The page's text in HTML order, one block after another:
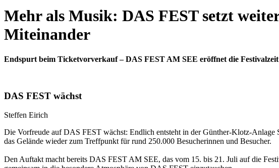
Mehr als Musik: DAS FEST setzt
Miteinander
Endspurt beim Ticketvorverkauf – DAS FEST AM SEE eröffnet die
DAS FEST wächst
Steffen Eirich
Die Vorfreude auf DAS FEST wächst: Endlich entsteht in der Günther-Klotz-
das Gelände wieder zum Treffpunkt für rund 250.000 Besucherinnen und Besucher.
Den Auftakt macht bereits DAS FEST AM SEE, das vom 15. bis 21. Juli auf die